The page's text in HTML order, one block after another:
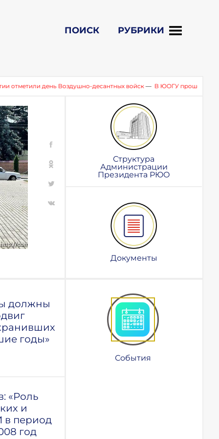
ПОИСК РУБРИКИ
Воздушно-десантных войск—В ЮОГУ прошел круглый стол по
Структура
Администрации
Президента РЮО
Документы
должны
годы»
«Роль
и
в период
год
События